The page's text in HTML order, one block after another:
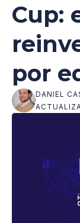
Cup:
por
DANIEL